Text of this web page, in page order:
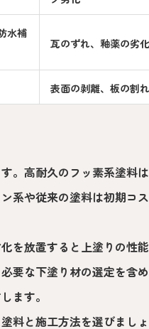
水補
瓦のずれ、釉薬の劣
表面の剥離、板の割
。高耐久のフッ素系塗料は
系や従来の塗料は初期コ
を放置すると上塗りの性
要な下塗り材の選定を含
ます。
料と施工方法を選びまし